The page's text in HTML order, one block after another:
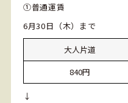
①普通運賃
6月30日（木）まで
大人片道
840円
↓